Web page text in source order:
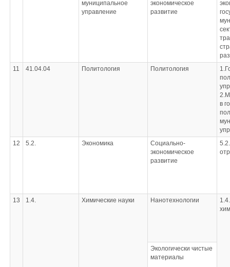
муниципальное
управление
экономическое
развитие
11
41.04.04 Политология Политология
в
12
5.2. Экономика
Социально-
экономическое
развитие
13 1.4. Химические науки Нанотехнологии
Экологически чистые
материалы